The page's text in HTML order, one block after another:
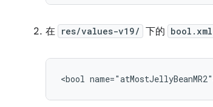
在 res/values-v19/ 下的 bool.xml
<bool